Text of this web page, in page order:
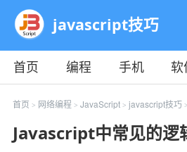
javascript技巧
首页 编程 手机 软
教程
平面 服务器
首页 > 网络编程 > JavaScript> javascript技巧
Javascript中常见的逻